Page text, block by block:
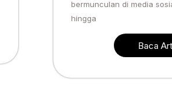
bermunculan di media
hingga
Baca